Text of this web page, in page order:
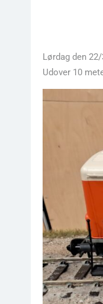
Lørdag den
Udover 10